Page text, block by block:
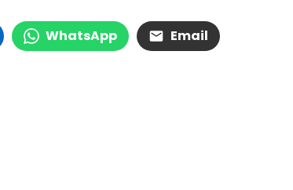
WhatsApp Email